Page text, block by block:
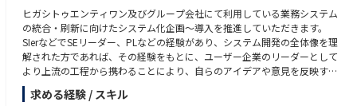
ヒガシトゥエンティワン及びグループ会社にて利用している業務システム
の統合・刷新に向けたシステム化企画～導入を推進していただきます。
SIerなどでSEリーダー、PLなどの経験があり、システム開発の全体像を理
解された方であれば、その経験をもとに、ユーザー企業のリーダーとして
より上流の工程から携わることにより、自らのアイデアや意見を反映する
こともできます。
求める経験 / スキル